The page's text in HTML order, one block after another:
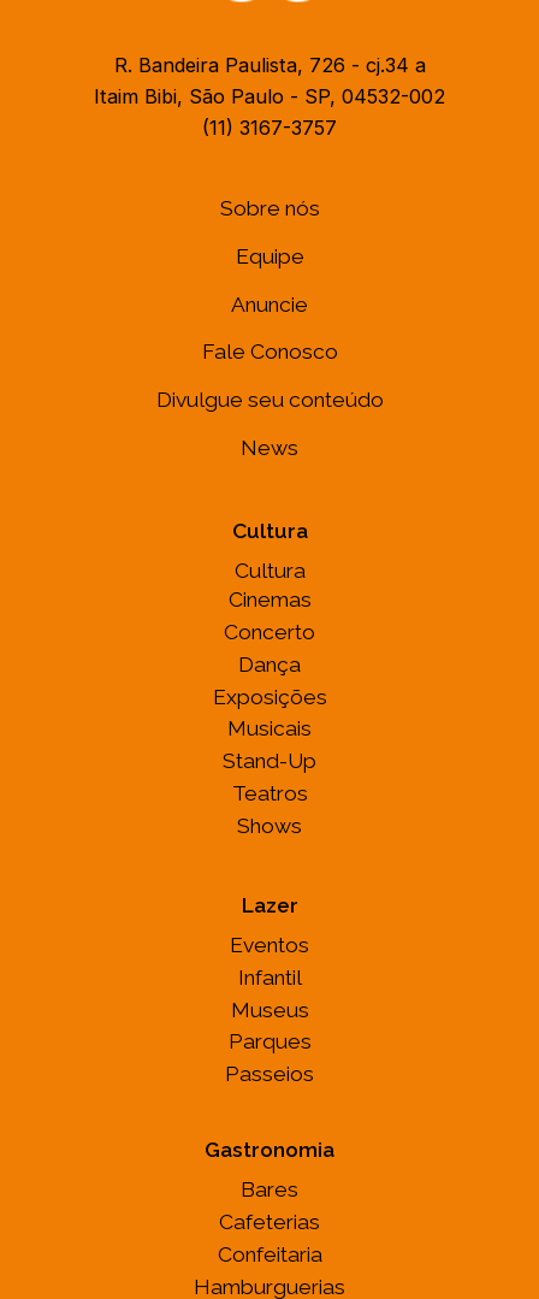
R. Bandeira Paulista, 726 - cj.34 a
Itaim Bibi, São Paulo - SP, 04532-002
(11) 3167-3757
Sobre nós
Equipe
Anuncie
Fale Conosco
Divulgue seu conteúdo
News
Cultura
Cultura
Cinemas
Concerto
Dança
Exposições
Musicais
Stand-Up
Teatros
Shows
Lazer
Eventos
Infantil
Museus
Parques
Passeios
Gastronomia
Bares
Cafeterias
Confeitaria
Hamburguerias